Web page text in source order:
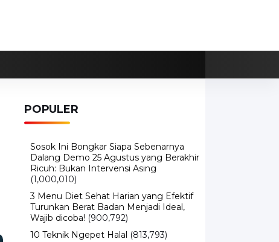
POPULER
Sosok Ini Bongkar Siapa Sebenarnya
Dalang Demo 25 Agustus yang Berakhir
Ricuh: Bukan Intervensi Asing
(1,000,010)
3 Menu Diet Sehat Harian yang Efektif
Turunkan Berat Badan Menjadi Ideal,
Wajib dicoba! (900,792)
10 Teknik Ngepet Halal (813,793)